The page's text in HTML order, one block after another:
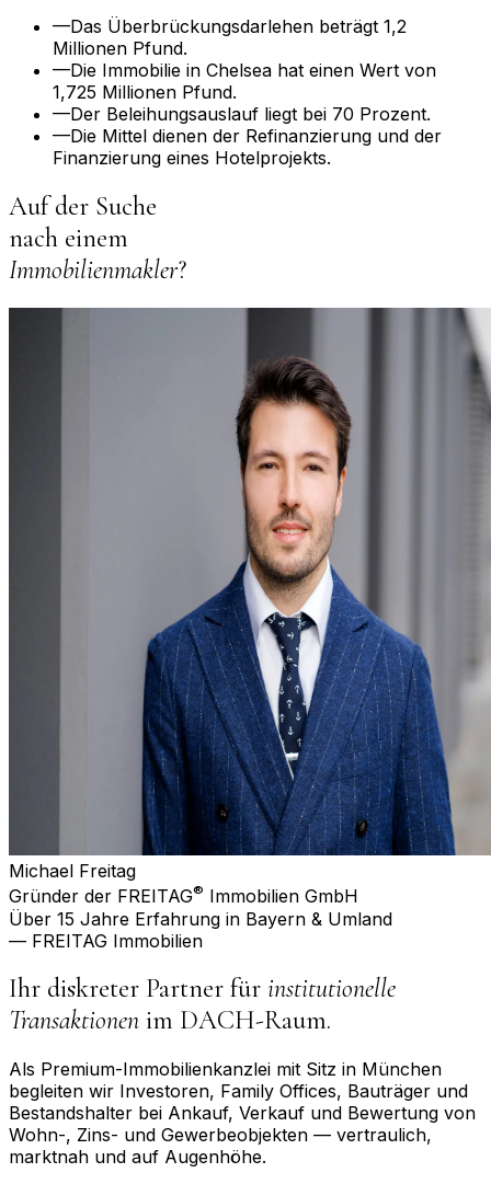
—Das Überbrückungsdarlehen beträgt 1,2
Millionen Pfund.
—Die Immobilie in Chelsea hat einen Wert von
1,725 Millionen Pfund.
—Der Beleihungsauslauf liegt bei 70 Prozent.
—Die Mittel dienen der Refinanzierung und der
Finanzierung eines Hotelprojekts.
Auf der Suche
nach einem
Immobilienmakler?
Michael Freitag
Gründer der FREITAG® Immobilien GmbH
Über 15 Jahre Erfahrung in Bayern & Umland
— FREITAG Immobilien
Ihr diskreter Partner für institutionelle
Transaktionen im DACH-Raum.
Als Premium-Immobilienkanzlei mit Sitz in München
begleiten wir Investoren, Family Offices, Bauträger und
Bestandshalter bei Ankauf, Verkauf und Bewertung von
Wohn-, Zins- und Gewerbeobjekten — vertraulich,
marktnah und auf Augenhöhe.